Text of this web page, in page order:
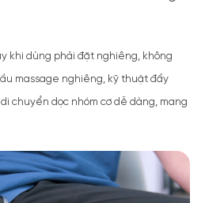
khi dùng phải đặt nghiêng, không
massage nghiêng, kỹ thuật đẩy
chuyển dọc nhóm cơ dễ dàng, mang